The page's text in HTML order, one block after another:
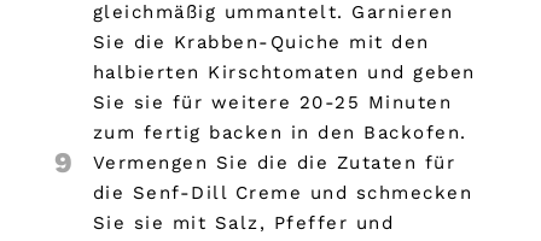
gleichmäßig ummantelt. Garnieren
Sie die Krabben-Quiche mit den
halbierten Kirschtomaten und geben
Sie sie für weitere 20-25 Minuten
zum fertig backen in den Backofen.
9
Vermengen Sie die die Zutaten für
die Senf-Dill Creme und schmecken
Sie sie mit Salz, Pfeffer und